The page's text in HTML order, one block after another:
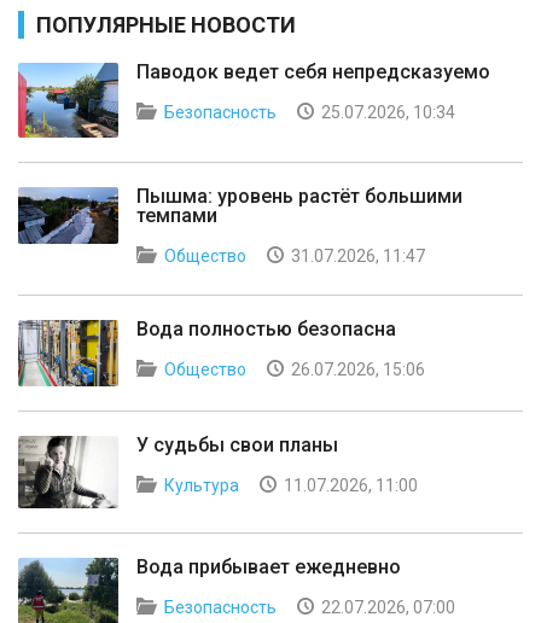
ПОПУЛЯРНЫЕ НОВОСТИ
Паводок ведет себя непредсказуемо
Безопасность 25.07.2026, 10:34
Пышма: уровень растёт большими
темпами
Общество 31.07.2026, 11:47
Вода полностью безопасна
Общество 26.07.2026, 15:06
У судьбы свои планы
Культура 11.07.2026, 11:00
Вода прибывает ежедневно
Безопасность 22.07.2026, 07:00